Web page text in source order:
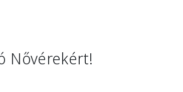
Nővérekért!